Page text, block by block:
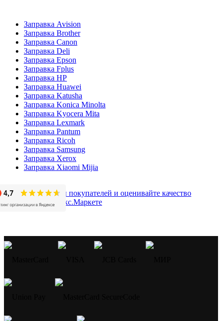
Заправка Avision
Заправка Brother
Заправка Canon
Заправка Deli
Заправка Epson
Заправка Fplus
Заправка HP
Заправка Huawei
Заправка Katusha
Заправка Konica Minolta
Заправка Kyocera Mita
Заправка Lexmark
Заправка Pantum
Заправка Ricoh
Заправка Samsung
Заправка Xerox
Заправка Xiaomi Mijia